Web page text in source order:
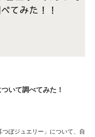
いて調べてみた！
ぼジュエリー」について、自